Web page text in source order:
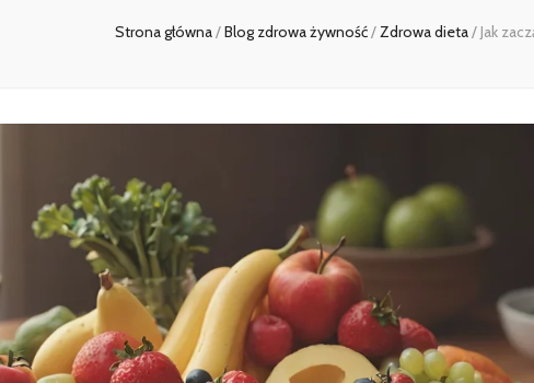
Strona główna/Blog zdrowa żywność/Zdrowa dieta/Jak